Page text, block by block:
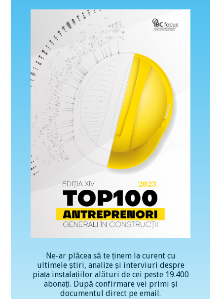
Ne-ar plăcea să te ținem la curent cu
ultimele știri, analize și interviuri despre
piața instalațiilor alături de cei peste 19.400
abonați. După confirmare vei primi și
documentul direct pe email.